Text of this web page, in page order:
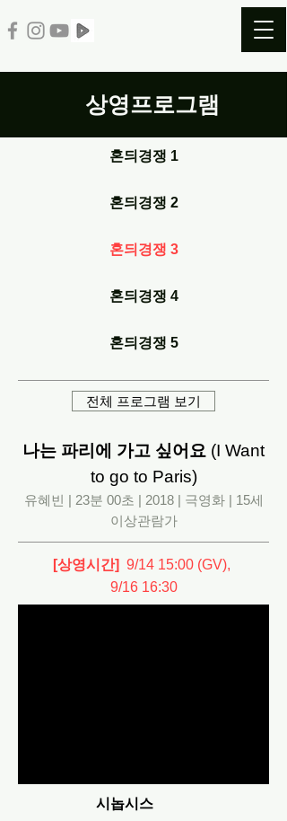
상영프로그램
혼듸경쟁 1
혼듸경쟁 2
혼듸경쟁 3
혼듸경쟁 4
혼듸경쟁 5
전체 프로그램 보기
나는 파리에 가고 싶어요 (I Want
to go to Paris)
유혜빈 | 23분 00초 | 2018 | 극영화 | 15세
이상관람가
[상영시간] 9/14 15:00 (GV),
9/16 16:30
시놉시스